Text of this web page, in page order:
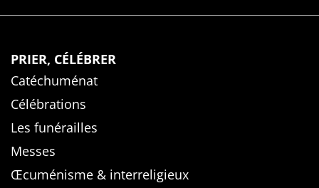
PRIER, CÉLÉBRER
Catéchuménat
Célébrations
Les funérailles
Messes
Œcuménisme & interreligieux